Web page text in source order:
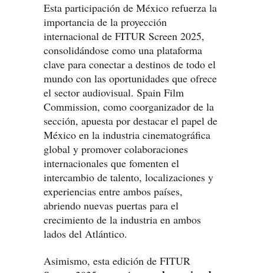
Esta participación de México refuerza la
importancia de la proyección
internacional de FITUR Screen 2025,
consolidándose como una plataforma
clave para conectar a destinos de todo el
mundo con las oportunidades que ofrece
el sector audiovisual. Spain Film
Commission, como coorganizador de la
sección, apuesta por destacar el papel de
México en la industria cinematográfica
global y promover colaboraciones
internacionales que fomenten el
intercambio de talento, localizaciones y
experiencias entre ambos países,
abriendo nuevas puertas para el
crecimiento de la industria en ambos
lados del Atlántico.
Asimismo, esta edición de FITUR